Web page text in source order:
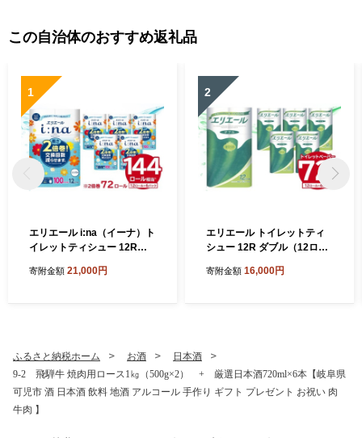
この自治体のおすすめ返礼品
1
エリエール i:na（イーナ）ト
イレットティシュー 12Rシ
ル×6パック） 【 トイレット
阜県 可児市 】
寄附金額 21,000円
2
エリエール トイレットティ
シュー 12R ダブル（12ロー
ペーパー 香り付き 30m巻 日
寄附金額 16,000円
ふるさと納税ホーム お酒
日本酒
9-2 飛騨牛 焼肉用ロース1㎏（500g×2） + 厳選日本酒720ml×6本【岐阜県
可児市 酒 日本酒 飲料 地酒 アルコール 手作り ギフト プレゼント お祝い 肉
牛肉 】